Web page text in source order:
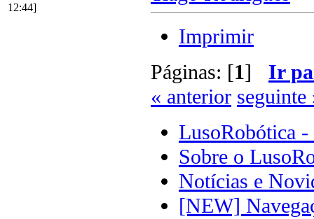
12:44]
Imprimir
Páginas: [1] Ir
« anterior seguinte
LusoRobótica -
Sobre o
Notícias e
[NEW]